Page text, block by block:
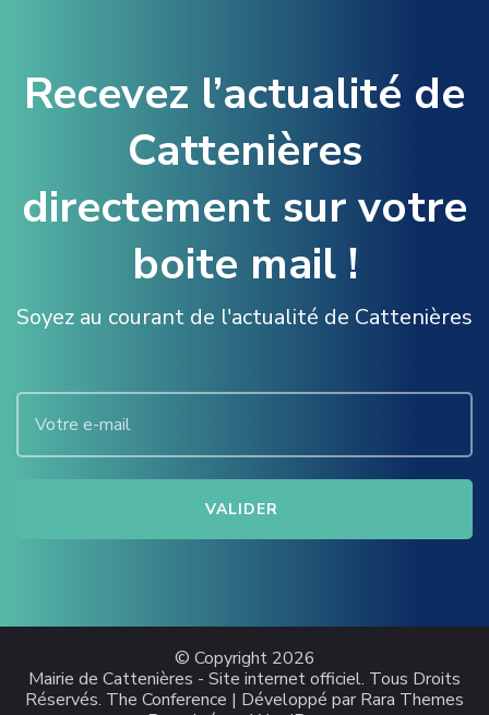
Recevez l’actualité de
Cattenières
directement sur votre
boite mail !
Soyez au courant de l'actualité de Cattenières
© Copyright 2026
Mairie de Cattenières - Site internet officiel. Tous Droits
Réservés. The Conference | Développé par Rara Themes